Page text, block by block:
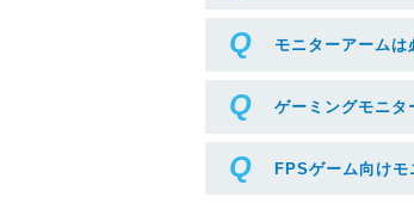
モニターアームは
ゲーミングモニタ
FPSゲーム向けモ